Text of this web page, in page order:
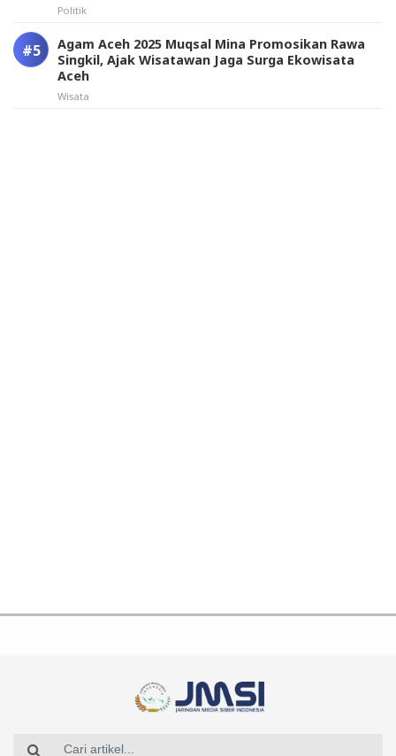
Politik
Agam Aceh 2025 Muqsal Mina Promosikan Rawa
Singkil, Ajak Wisatawan Jaga Surga Ekowisata
Aceh
Wisata